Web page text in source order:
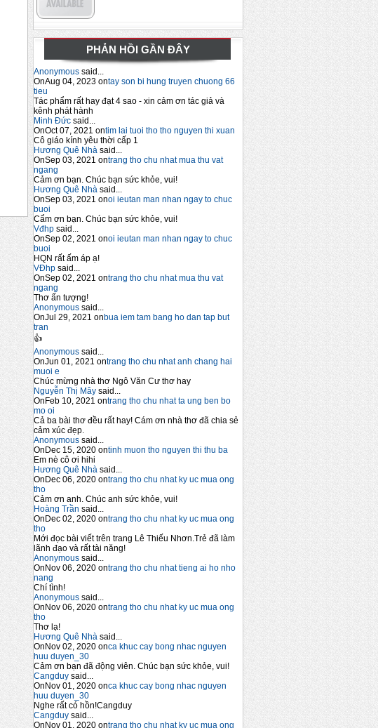
PHẢN HỒI GẦN ĐÂY
Anonymous said...
OnAug 04, 2023 ontay son bi hung truyen chuong 66
tieu
Tác phẩm rất hay đạt 4 sao - xin cảm ơn tác giả và
kênh phát hành
Minh Đức said...
OnOct 07, 2021 ontim lai tuoi tho tho nguyen thi xuan
Cô giáo kính yêu thời cấp 1
Hương Quê Nhà said...
OnSep 03, 2021 ontrang tho chu nhat mua thu vat
ngang
Cảm ơn bạn. Chúc bạn sức khỏe, vui!
Hương Quê Nhà said...
OnSep 03, 2021 onoi ieutan man nhan ngay to chuc
buoi
Cẩm ơn bạn. Chúc bạn sức khỏe, vui!
Vđhp said...
OnSep 02, 2021 onoi ieutan man nhan ngay to chuc
buoi
HQN rất ấm áp ạ!
VĐhp said...
OnSep 02, 2021 ontrang tho chu nhat mua thu vat
ngang
Thơ ấn tượng!
Anonymous said...
OnJul 29, 2021 onbua iem tam bang ho dan tap but
tran
👍
Anonymous said...
OnJun 01, 2021 ontrang tho chu nhat anh chang hai
muoi e
Chúc mừng nhà thơ Ngô Văn Cư thơ hay
Nguyễn Thị Mây said...
OnFeb 10, 2021 ontrang tho chu nhat ta ung ben bo
mo oi
Cả ba bài thơ đều rất hay! Cám ơn nhà thơ đã chia sẻ
cảm xúc đẹp.
Anonymous said...
OnDec 15, 2020 ontinh muon tho nguyen thi thu ba
Em nè cô ơi hihi
Hương Quê Nhà said...
OnDec 06, 2020 ontrang tho chu nhat ky uc mua ong
tho
Cảm ơn anh. Chúc anh sức khỏe, vui!
Hoàng Trần said...
OnDec 02, 2020 ontrang tho chu nhat ky uc mua ong
tho
Mới đọc bài viết trên trang Lê Thiếu Nhơn.Trẻ đã làm
lãnh đạo và rất tài năng!
Anonymous said...
OnNov 06, 2020 ontrang tho chu nhat tieng ai ho nho
nang
Chí tình!
Anonymous said...
OnNov 06, 2020 ontrang tho chu nhat ky uc mua ong
tho
Thơ lạ!
Hương Quê Nhà said...
OnNov 02, 2020 onca khuc cay bong nhac nguyen
huu duyen_30
Cảm ơn bạn đã động viên. Chúc bạn sức khỏe, vui!
Cangduy said...
OnNov 01, 2020 onca khuc cay bong nhac nguyen
huu duyen_30
Nghe rất có hồn!Cangduy
Cangduy said...
OnNov 01, 2020 ontrang tho chu nhat ky uc mua ong